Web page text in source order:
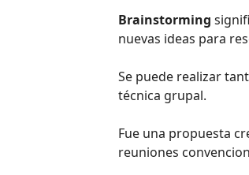
Brainstorming
nuevas ideas para
Se puede realizar
técnica grupal.
Fue una propuesta
reuniones